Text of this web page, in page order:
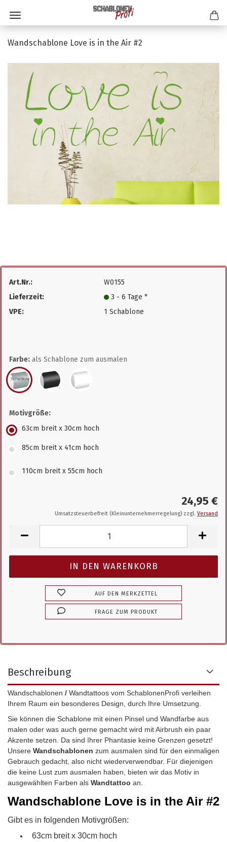
Wandschablone Love is in the Air #2
Art.Nr.:
W0155
Lieferzeit:
3 - 6 Tage *
VPE:
1 Schablone
Farbe: als Schablone zum ausmalen
Motivgröße:
63cm breit x 30cm hoch
85cm breit x 41cm hoch
110cm breit x 55cm hoch
24,95 €
Umsatzsteuerbefreit (Kleinunternehmerregelung) zzgl. Versand
AUF DEN MERKZETTEL
FRAGE ZUM PRODUKT
Beschreibung
Wandschablonen / Wandtattoos vom SchablonenProfi verleihen
Ihrem Raum ein besonderes Design, durch Ihre Umsetzung.
Sie können die Schablone mit einen Pinsel und Wandfarbe aus
malen oder was auch gerne gemacht wird mit Airbrush ein paar
Akzente setzen. Da sind Ihrer Phantasie keine Grenzen gesetzt!
Unsere Wandschablonen zum ausmalen sind für den einmaligen
Gebrauch gedacht, also nicht wiederverwendbar. Für diejenigen
die keine Lust zum ausmalen haben, bieten wir das Motiv in
ausgewählten Farben als Wandtattoo an.
Wandschablone Love is in the Air #2
Gibt es in folgenden Motivgrößen:
63cm breit x 30cm hoch